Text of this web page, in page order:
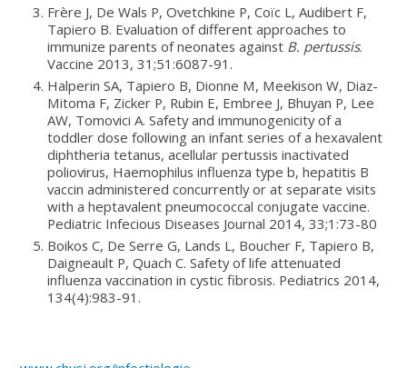
Frère J, De Wals P, Ovetchkine P, Coïc L, Audibert F,
Tapiero B. Evaluation of different approaches to
immunize parents of neonates against B. pertussis.
Vaccine 2013, 31;51:6087-91.
Halperin SA, Tapiero B, Dionne M, Meekison W, Diaz-
Mitoma F, Zicker P, Rubin E, Embree J, Bhuyan P, Lee
AW, Tomovici A. Safety and immunogenicity of a
toddler dose following an infant series of a hexavalent
diphtheria tetanus, acellular pertussis inactivated
poliovirus, Haemophilus influenza type b, hepatitis B
vaccin administered concurrently or at separate visits
with a heptavalent pneumococcal conjugate vaccine.
Pediatric Infecious Diseases Journal 2014, 33;1:73-80
Boikos C, De Serre G, Lands L, Boucher F, Tapiero B,
Daigneault P, Quach C. Safety of life attenuated
influenza vaccination in cystic fibrosis. Pediatrics 2014,
134(4):983-91.